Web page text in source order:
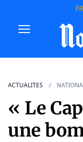
ACTUALITES
« Le
une